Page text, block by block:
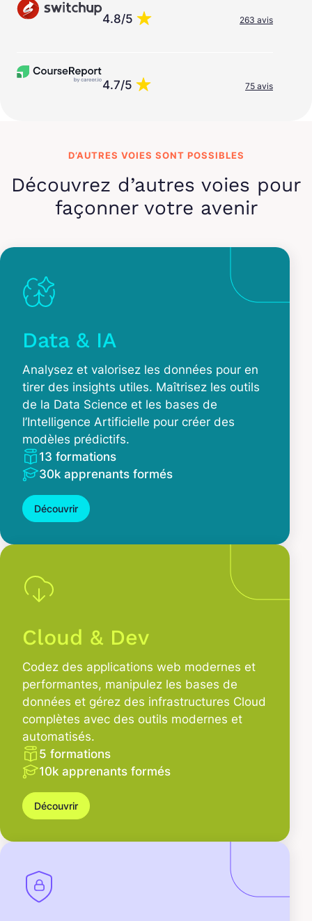
4.8/5 263 avis
4.7/5 75 avis
D’AUTRES VOIES SONT POSSIBLES
Découvrez d’autres voies pour
façonner votre avenir
Data & IA
Analysez et valorisez les données pour en
tirer des insights utiles. Maîtrisez les outils
de la Data Science et les bases de
l’Intelligence Artificielle pour créer des
modèles prédictifs.
13 formations
30k apprenants formés
Découvrir
Cloud & Dev
Codez des applications web modernes et
performantes, manipulez les bases de
données et gérez des infrastructures Cloud
complètes avec des outils modernes et
automatisés.
5 formations
10k apprenants formés
Découvrir